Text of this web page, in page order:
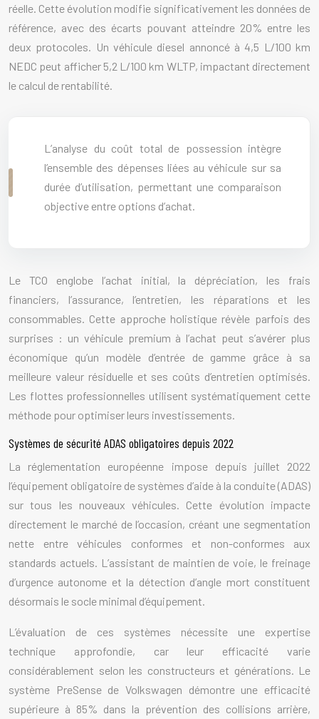
réelle. Cette évolution modifie significativement les données de
référence, avec des écarts pouvant atteindre 20% entre les
deux protocoles. Un véhicule diesel annoncé à 4,5 L/100 km
NEDC peut afficher 5,2 L/100 km WLTP, impactant directement
le calcul de rentabilité.
L’analyse du coût total de possession intègre
l’ensemble des dépenses liées au véhicule sur sa
durée d’utilisation, permettant une comparaison
objective entre options d’achat.
Le TCO englobe l’achat initial, la dépréciation, les frais
financiers, l’assurance, l’entretien, les réparations et les
consommables. Cette approche holistique révèle parfois des
surprises : un véhicule premium à l’achat peut s’avérer plus
économique qu’un modèle d’entrée de gamme grâce à sa
meilleure valeur résiduelle et ses coûts d’entretien optimisés.
Les flottes professionnelles utilisent systématiquement cette
méthode pour optimiser leurs investissements.
Systèmes de sécurité ADAS obligatoires depuis 2022
La réglementation européenne impose depuis juillet 2022
l’équipement obligatoire de systèmes d’aide à la conduite (ADAS)
sur tous les nouveaux véhicules. Cette évolution impacte
directement le marché de l’occasion, créant une segmentation
nette entre véhicules conformes et non-conformes aux
standards actuels. L’assistant de maintien de voie, le freinage
d’urgence autonome et la détection d’angle mort constituent
désormais le socle minimal d’équipement.
L’évaluation de ces systèmes nécessite une expertise
technique approfondie, car leur efficacité varie
considérablement selon les constructeurs et générations. Le
système PreSense de Volkswagen démontre une efficacité
supérieure à 85% dans la prévention des collisions arrière,